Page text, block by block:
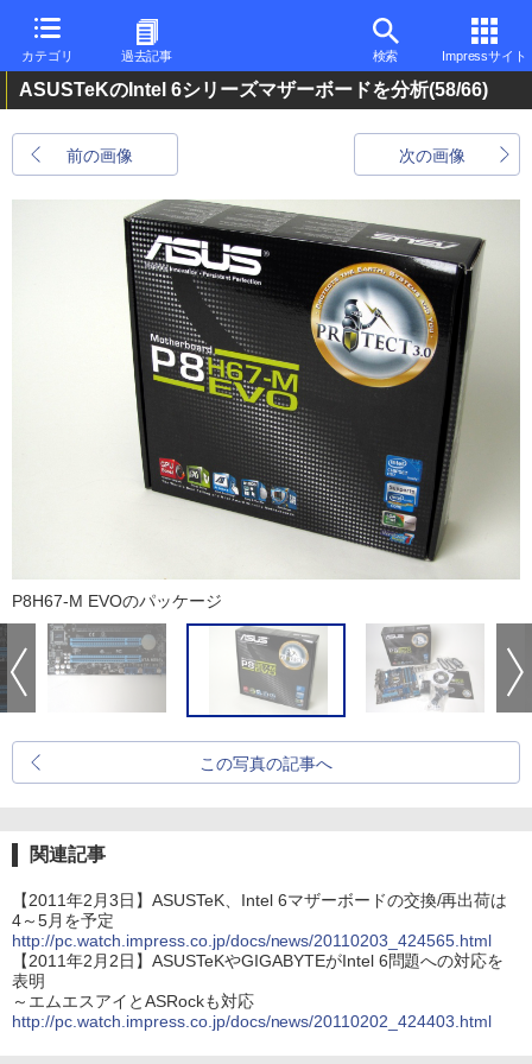
カテゴリ 過去記事 検索 Impressサイト
ASUSTeKのIntel 6シリーズマザーボードを分析(58/66)
前の画像 次の画像
P8H67-M EVOのパッケージ
この写真の記事へ
関連記事
【2011年2月3日】ASUSTeK、Intel 6マザーボードの交換/再出荷は
4～5月を予定
http://pc.watch.impress.co.jp/docs/news/20110203_424565.html
【2011年2月2日】ASUSTeKやGIGABYTEがIntel 6問題への対応を
表明
～エムエスアイとASRockも対応
http://pc.watch.impress.co.jp/docs/news/20110202_424403.html